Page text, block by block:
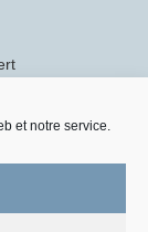
et notre service.